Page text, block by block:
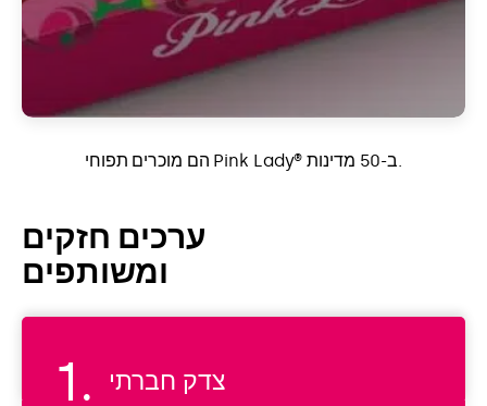
הם מוכרים תפוחי Pink Lady® ב-50 מדינות.
ערכים חזקים
ומשותפים
צדק חברתי